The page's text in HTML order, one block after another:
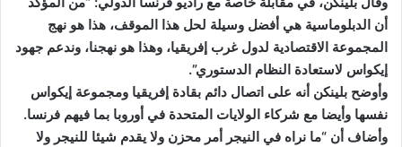
أن الدبلوماسية هي أفضل وسيلة لحل هذا الموقف، هذا هو نهج
المجموعة الاقتصادية لدول غرب إفريقيا، وهذا هو نهجنا، وندعم جهود
إيكواس لاستعادة النظام الدستوري”.
وأوضح بلينكن أنه على اتصال دائم بقادة إفريقيا ومجموعة إيكواس
نفسها وأيضا مع شركاء الولايات المتحدة في أوروبا بما فيهم فرنسا.
وأضاف أن “ما نراه في النيجر أمر محزن ولا يقدم شيئا للنيجر ولا